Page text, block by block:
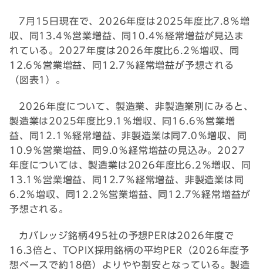
7月15日現在で、2026年度は2025年度比7.8％増
収、同13.4％営業増益、同10.4％経常増益が見込ま
れている。2027年度は2026年度比6.2％増収、同
12.6％営業増益、同12.7％経常増益が予想される
（図表1）。
2026年度について、製造業、非製造業別にみると、
製造業は2025年度比9.1％増収、同16.6％営業増
益、同12.1％経常増益、非製造業は同7.0％増収、同
10.9％営業増益、同9.0％経常増益の見込み。2027
年度については、製造業は2026年度比6.2％増収、同
13.1％営業増益、同12.7％経常増益、非製造業は同
6.2％増収、同12.2％営業増益、同12.7％経常増益が
予想される。
カバレッジ銘柄495社の予想PERは2026年度で
16.3倍と、TOPIX採用銘柄の平均PER（2026年度予
想ベースで約18倍）よりやや割安となっている。製造